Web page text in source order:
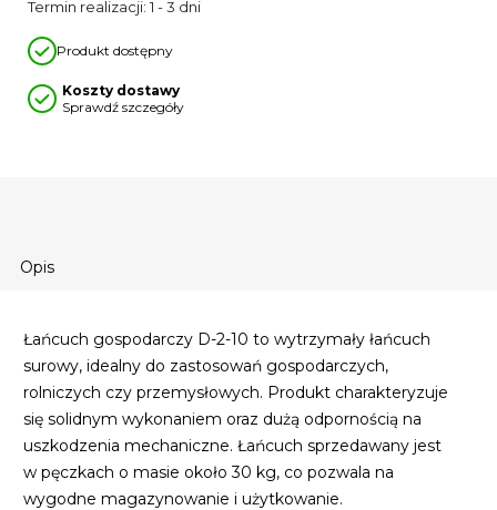
Opis
Łańcuch gospodarczy D-2-10 to wytrzymały łańcuch
surowy, idealny do zastosowań gospodarczych,
rolniczych czy przemysłowych. Produkt charakteryzuje
się solidnym wykonaniem oraz dużą odpornością na
uszkodzenia mechaniczne. Łańcuch sprzedawany jest
w pęczkach o masie około 30 kg, co pozwala na
wygodne magazynowanie i użytkowanie.
Termin realizacji: 1 - 3 dni
Produkt dostępny
Koszty dostawy
Sprawdź szczegóły